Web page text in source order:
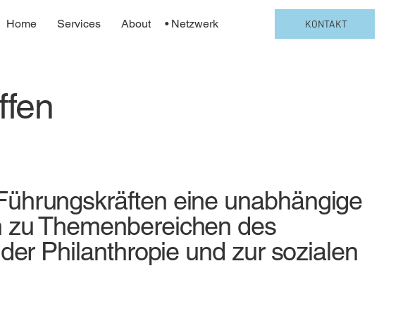
Home Services About Netzwerk KONTAKT
eine unabhängige
Themenbereichen des
Philanthropie und zur sozialen